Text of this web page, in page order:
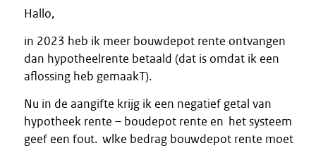
Hallo,
in 2023 heb ik meer bouwdepot rente ontvangen
dan hypotheelrente betaald (dat is omdat ik een
aflossing heb gemaakT).
Nu in de aangifte krijg ik een negatief getal van
hypotheek rente – boudepot rente en het systeem
geef een fout. wlke bedrag bouwdepot rente moet